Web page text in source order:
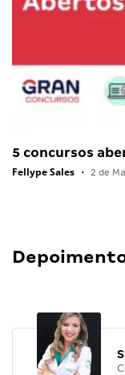
5 concursos
Fellype Sales • 2 de